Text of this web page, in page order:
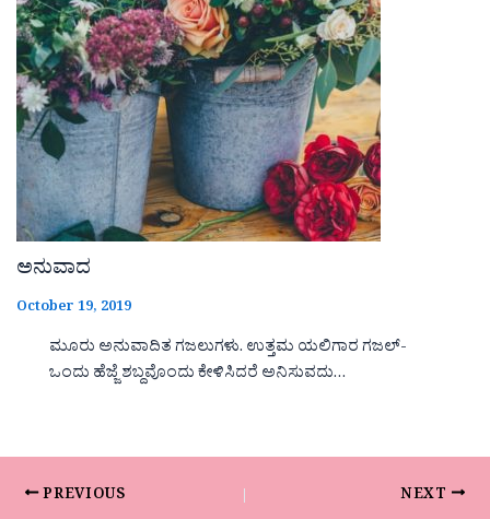
ಅನುವಾದ
October 19, 2019
ಮೂರು ಅನುವಾದಿತ ಗಜಲುಗಳು. ಉತ್ತಮ ಯಲಿಗಾರ ಗಜಲ್-
ಒಂದು ಹೆಜ್ಜೆ ಶಬ್ದವೊಂದು ಕೇಳಿಸಿದರೆ ಅನಿಸುವದು…
PREVIOUS NEXT